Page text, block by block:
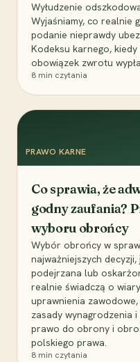
Wyłudzenie
Wyjaśniamy, co realnie
podanie nieprawdy
Kodeksu karnego,
obowiązek zwrotu
8 min czytania
PRAWO KARNE
Co sprawia, że
godny zaufania?
wyboru obrońcy
Wybór obrońcy w
najważniejszych
podejrzana lub
realnie świadczą o
uprawnienia
zasady wynagrodzenia
prawo do obrony i
polskiego prawa.
8 min czytania